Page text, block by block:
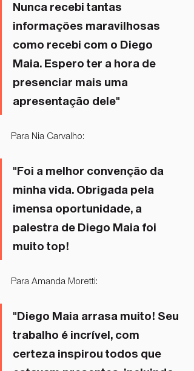
Nunca recebi tantas
informações maravilhosas
como recebi com o Diego
Maia. Espero ter a hora de
presenciar mais uma
apresentação dele"
Para Nia Carvalho:
"Foi a melhor convenção da
minha vida. Obrigada pela
imensa oportunidade, a
palestra de Diego Maia foi
muito top!
Para Amanda Moretti:
"Diego Maia arrasa muito! Seu
trabalho é incrível, com
certeza inspirou todos que